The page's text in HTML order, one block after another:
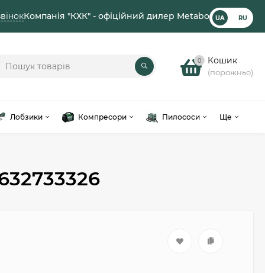
Компанія "КХК" - офіційний дилер Metabo UA RU
0 Кошик
(порожньо)
Лобзики Компресори Пилососи Ще